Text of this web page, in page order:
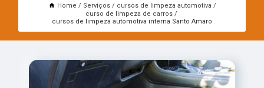
Home Serviços
cursos de limpeza automotiva
curso de limpeza de carros
cursos de limpeza automotiva interna Santo Amaro